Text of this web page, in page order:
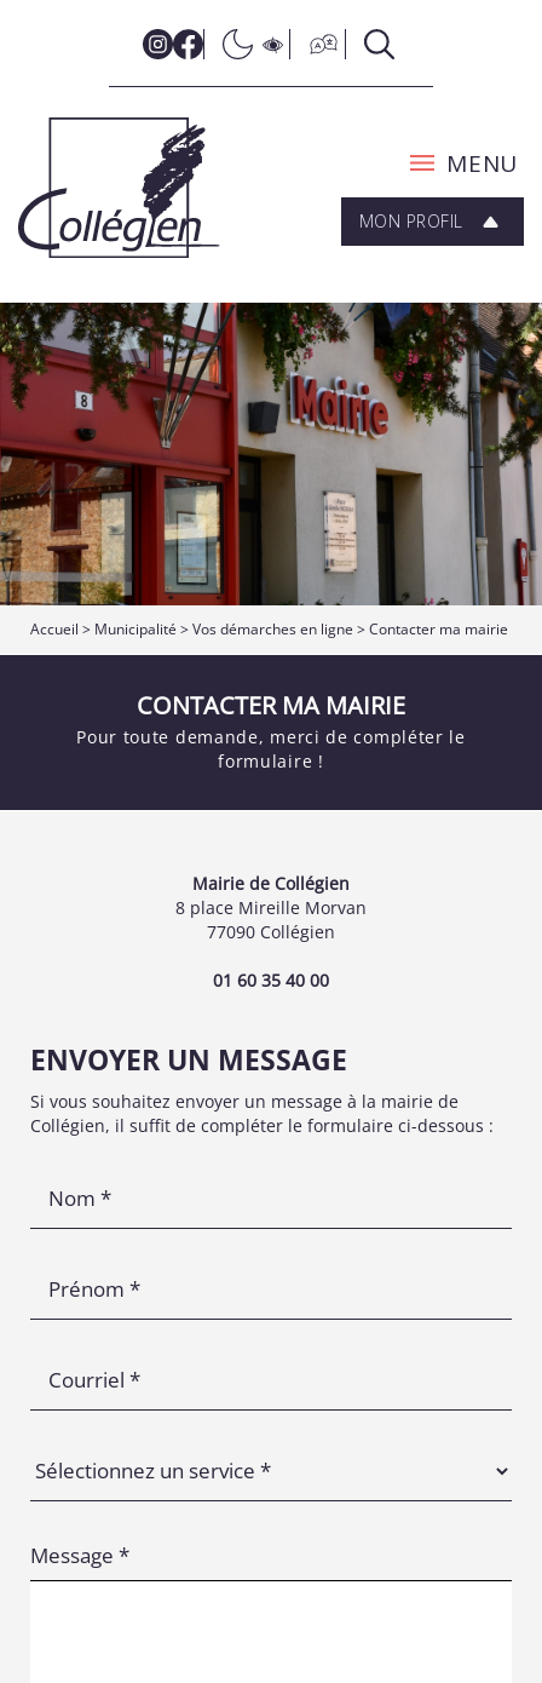
MENU
MON PROFIL
Accueil > Municipalité >Vos démarches en ligne >Contacter ma mairie
CONTACTER MA MAIRIE
Pour toute demande, merci de compléter le
formulaire !
Mairie de Collégien
8 place Mireille Morvan
77090 Collégien
01 60 35 40 00
ENVOYER UN MESSAGE
Si vous souhaitez envoyer un message à la mairie de
Collégien, il suffit de compléter le formulaire ci-dessous :
Message *